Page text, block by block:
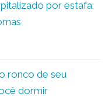
por estafa;
ronco de seu
dormir